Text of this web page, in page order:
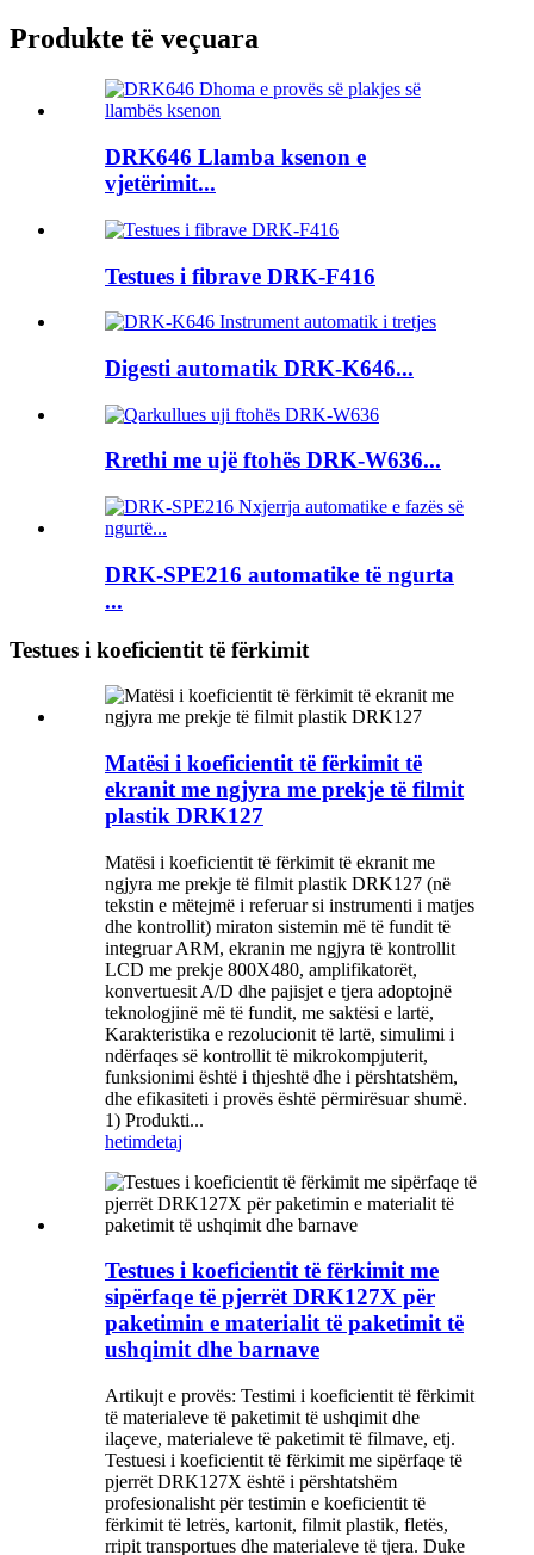
Produkte të veçuara
DRK646 Llamba ksenon e
vjetërimit...
Testues i fibrave DRK-F416
Digesti automatik DRK-K646...
Rrethi me ujë ftohës DRK-W636...
DRK-SPE216 automatike të ngurta
...
Testues i koeficientit të fërkimit
Matësi i koeficientit të fërkimit të
ekranit me ngjyra me prekje të filmit
plastik DRK127
Matësi i koeficientit të fërkimit të ekranit me
ngjyra me prekje të filmit plastik DRK127 (në
tekstin e mëtejmë i referuar si instrumenti i matjes
dhe kontrollit) miraton sistemin më të fundit të
integruar ARM, ekranin me ngjyra të kontrollit
LCD me prekje 800X480, amplifikatorët,
konvertuesit A/D dhe pajisjet e tjera adoptojnë
teknologjinë më të fundit, me saktësi e lartë,
Karakteristika e rezolucionit të lartë, simulimi i
ndërfaqes së kontrollit të mikrokompjuterit,
funksionimi është i thjeshtë dhe i përshtatshëm,
dhe efikasiteti i provës është përmirësuar shumë.
1) Produkti...
hetimdetaj
Testues i koeficientit të fërkimit me
sipërfaqe të pjerrët DRK127X për
paketimin e materialit të paketimit të
ushqimit dhe barnave
Artikujt e provës: Testimi i koeficientit të fërkimit
të materialeve të paketimit të ushqimit dhe
ilaçeve, materialeve të paketimit të filmave, etj.
Testuesi i koeficientit të fërkimit me sipërfaqe të
pjerrët DRK127X është i përshtatshëm
profesionalisht për testimin e koeficientit të
fërkimit të letrës, kartonit, filmit plastik, fletës,
rripit transportues dhe materialeve të tjera. Duke